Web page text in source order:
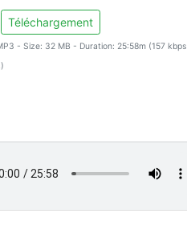
Téléchargement
- Size: 32 MB - Duration: 25:58m (157 kbps